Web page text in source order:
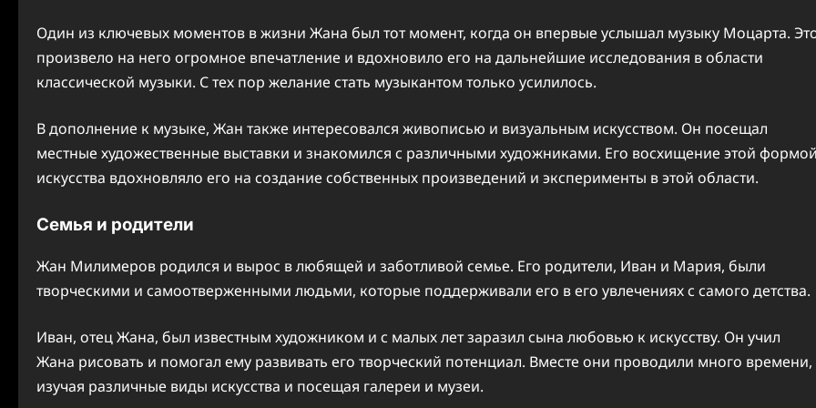
Один из ключевых моментов в жизни Жана был тот момент, когда он впервые услышал музыку Моцарта.
произвело на него огромное впечатление и вдохновило его на дальнейшие исследования в области
классической музыки. С тех пор желание стать музыкантом только усилилось.
В дополнение к музыке, Жан также интересовался живописью и визуальным искусством. Он посещал
местные художественные выставки и знакомился с различными художниками. Его восхищение этой
искусства вдохновляло его на создание собственных произведений и эксперименты в этой области.
Семья и родители
Жан Милимеров родился и вырос в любящей и заботливой семье. Его родители, Иван и Мария, были
творческими и самоотверженными людьми, которые поддерживали его в его увлечениях с самого детства.
Иван, отец Жана, был известным художником и с малых лет заразил сына любовью к искусству. Он учил
Жана рисовать и помогал ему развивать его творческий потенциал. Вместе они проводили много времени,
изучая различные виды искусства и посещая галереи и музеи.